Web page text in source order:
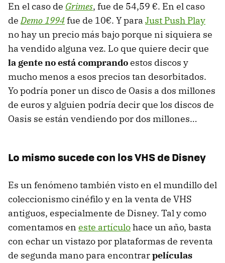
En el caso de Grimes, fue de 54,59 €. En el caso
deDemo 1994fue de 10€. Y para Just Push Play
no hay un precio más bajo porque ni siquiera se
ha vendido alguna vez. Lo que quiere decir que
la gente no está comprandoestos discos y
mucho menos a esos precios tan desorbitados.
Yo podría poner un disco de Oasis a dos millones
de euros y alguien podría decir que los discos de
Oasis se están vendiendo por dos millones…
Lo mismo sucede con los VHS de Disney
Es un fenómeno también visto en el mundillo del
coleccionismo cinéfilo y en la venta de VHS
antiguos, especialmente de Disney. Tal y como
comentamos en este artículohace un año, basta
con echar un vistazo por plataformas de reventa
de segunda mano para encontrarpelículas